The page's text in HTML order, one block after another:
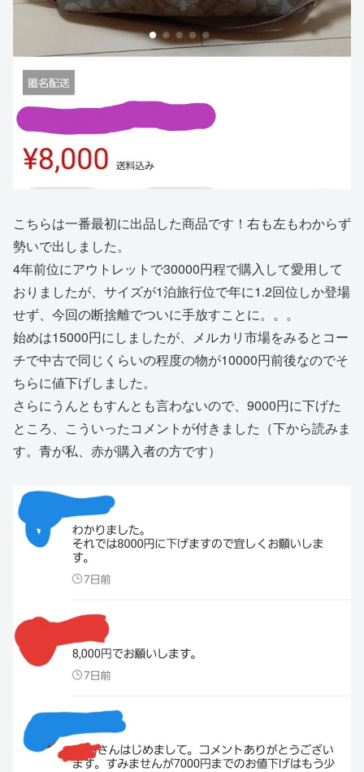
こちらは一番最初に出品した商品です！右も左もわからず
勢いで出しました。
4年前位にアウトレットで30000円程で購入して愛用して
おりましたが、サイズが1泊旅行位で年に1.2回位しか登場
せず、今回の断捨離でついに手放すことに。。。
始めは15000円にしましたが、メルカリ市場をみるとコー
チで中古で同じくらいの程度の物が10000円前後なのでそ
ちらに値下げしました。
さらにうんともすんとも言わないので、9000円に下げた
ところ、こういったコメントが付きました（下から読みま
す。青が私、赤が購入者の方です）